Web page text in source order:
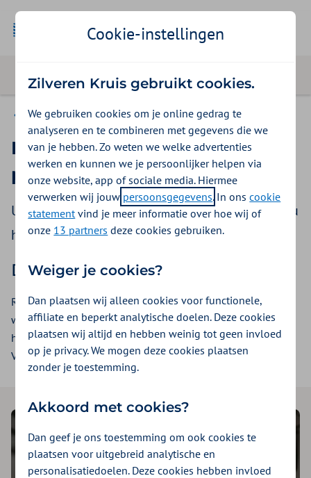
Ggz
Nieuwe medewerker in de
praktijk
U heeft iemand nieuw in uw praktijk. Wat moet u
hiervoor doen?
Dit is wat u doet
Registreer de nieuwe medewerker inVektis. De zorgverlener
wordt dan aan uw praktijk gekoppeld. Zilveren Kruis neemt
haar gegevens automatisch over uit het AGB-register van
Vektis. De overeenkomst wijzigt hierdoor niet.
Cookie-instellingen
Zilveren Kruis gebruikt cookies.
We gebruiken cookies om je online gedrag te
analyseren en te combineren met gegevens die we
van je hebben. Zo weten we welke advertenties
werken en kunnen we je persoonlijker helpen via
onze website, app of sociale media. Hiermee
verwerken wij jouw persoonsgegevens. In onscookie
statementvind je meer informatie over hoe wij of
onze 13 partners deze cookies gebruiken.
Weiger je cookies?
Dan plaatsen wij alleen cookies voor functionele,
affiliate en beperkt analytische doelen. Deze cookies
plaatsen wij altijd en hebben weinig tot geen invloed
op je privacy. We mogen deze cookies plaatsen
zonder je toestemming.
Akkoord met cookies?
Dan geef je ons toestemming om ook cookies te
plaatsen voor uitgebreid analytische en
personalisatiedoelen. Deze cookies hebben invloed